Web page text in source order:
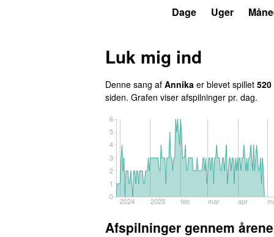
Dage Uger
Luk mig ind
Denne sang af Annika er blevet spillet 520
siden. Grafen viser afspilninger pr. dag.
2024 2025 feb mar apr
0
1
2
3
4
5
6
Afspilninger gennem årene